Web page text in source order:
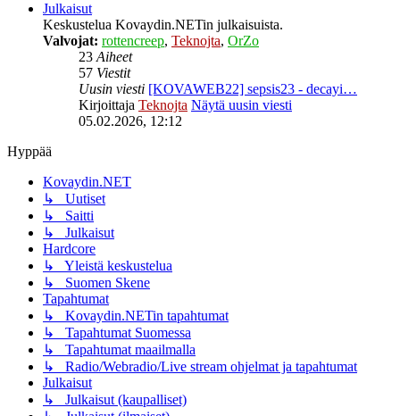
Julkaisut
Keskustelua Kovaydin.NETin julkaisuista.
Valvojat: rottencreep, Teknojta, OrZo
23 Aiheet
57 Viestit
Uusin viesti [KOVAWEB22] sepsis23 - decayi…
Kirjoittaja Teknojta Näytä uusin viesti
05.02.2026, 12:12
Hyppää
Kovaydin.NET
↳ Uutiset
↳ Saitti
↳ Julkaisut
Hardcore
↳ Yleistä keskustelua
↳ Suomen Skene
Tapahtumat
↳ Kovaydin.NETin tapahtumat
↳ Tapahtumat Suomessa
↳ Tapahtumat maailmalla
↳ Radio/Webradio/Live stream ohjelmat ja tapahtumat
Julkaisut
↳ Julkaisut (kaupalliset)